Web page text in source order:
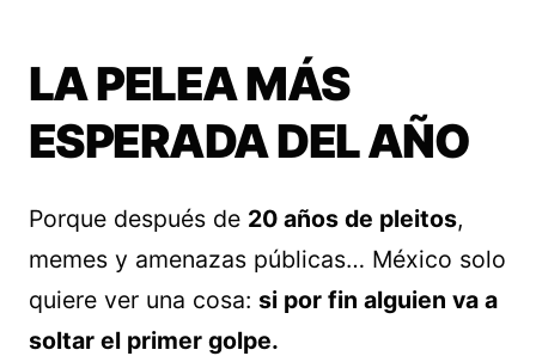
LA PELEA MÁS
ESPERADA DEL AÑO
Porque después de 20 años de pleitos,
memes y amenazas públicas… México solo
quiere ver una cosa: si por fin alguien va a
soltar el primer golpe.